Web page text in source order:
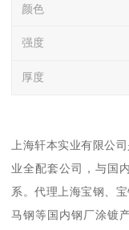
颜色
强度
厚度
上海轩本实业有限公
业全配套公司，与国
系。代理上海宝钢、
马钢等国内钢厂涂镀